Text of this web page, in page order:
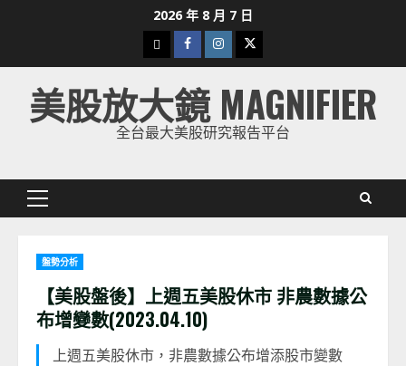
2026 年 8 月 7 日
下
載
美
股
Facebook
Instagram
Twitter
美股放大鏡 MAGNIFIER
全台最大美股研究報告平台
Primary
盤勢分析
【美股盤後】上週五美股休市 非農數據公
布增變數(2023.04.10)
上週五美股休市，非農數據公布增添股市變數